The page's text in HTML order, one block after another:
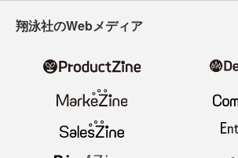
翔泳社のWebメディア